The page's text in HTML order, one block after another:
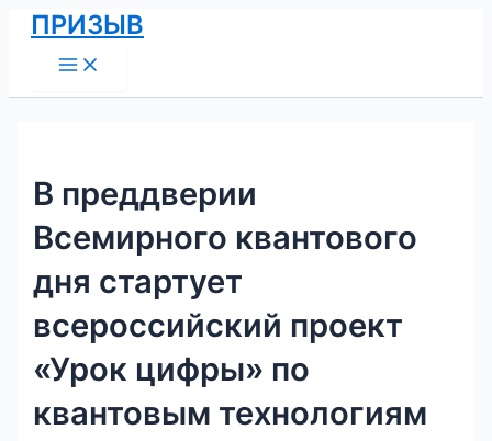
Перейти
содержимому
ПРИЗЫВ
Menu
В преддверии
Всемирного квантового
дня стартует
всероссийский проект
«Урок цифры» по
квантовым технологиям
Навигация
по
записям